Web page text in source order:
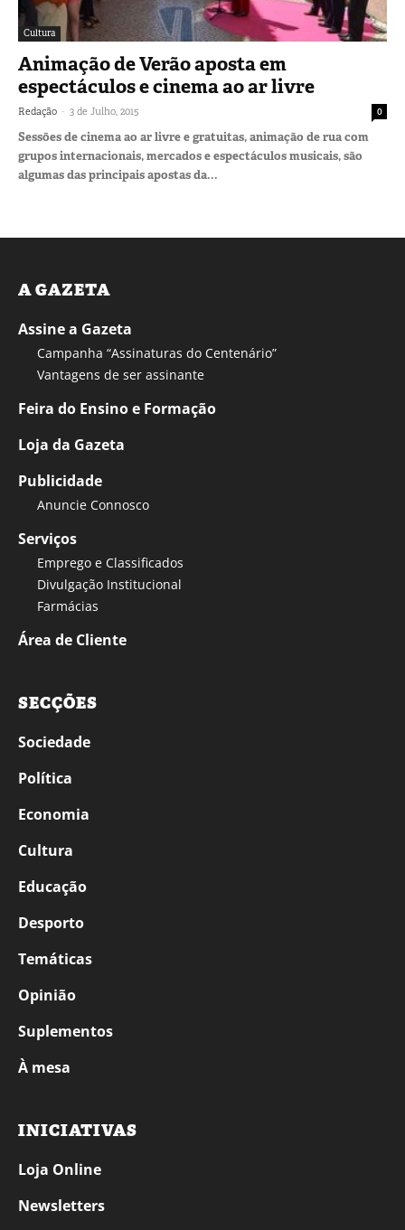
Cultura
Animação de Verão aposta em
espectáculos e cinema ao ar livre
Redação - 3 de Julho, 2015 0
Sessões de cinema ao ar livre e gratuitas, animação de rua com
grupos internacionais, mercados e espectáculos musicais, são
algumas das principais apostas da...
A GAZETA
Assine a Gazeta
Campanha “Assinaturas do Centenário”
Vantagens de ser assinante
Feira do Ensino e Formação
Loja da Gazeta
Publicidade
Anuncie Connosco
Serviços
Emprego e Classificados
Divulgação Institucional
Farmácias
Área de Cliente
SECÇÕES
Sociedade
Política
Economia
Cultura
Educação
Desporto
Temáticas
Opinião
Suplementos
À mesa
INICIATIVAS
Loja Online
Newsletters